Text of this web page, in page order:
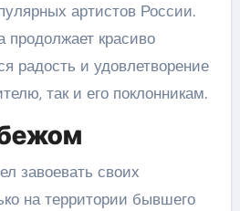
артистов России.
продолжает красиво
радость и удовлетворение
так и его поклонникам.
завоевать своих
на территории бывшего